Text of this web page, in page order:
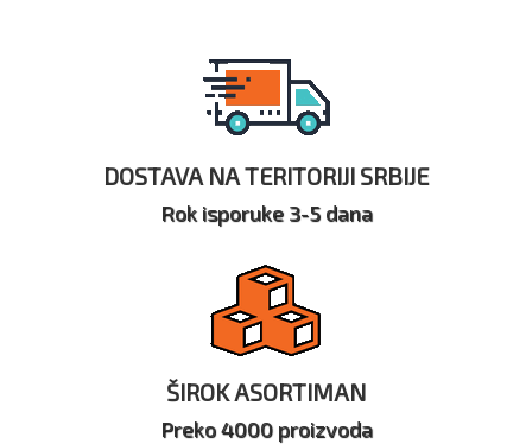
DOSTAVA NA TERITORIJI SRBIJE
Rok isporuke 3-5 dana
ŠIROK ASORTIMAN
Preko 4000 proizvoda